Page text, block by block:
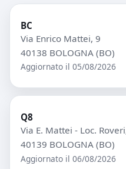
BC
Via Enrico Mattei, 9
40138 BOLOGNA (BO)
Aggiornato il 05/08/2026
Q8
Via E. Mattei - Loc.
40139 BOLOGNA (BO)
Aggiornato il 06/08/2026